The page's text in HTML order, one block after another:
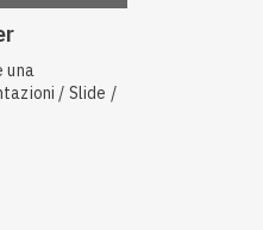
una
/ Slide /